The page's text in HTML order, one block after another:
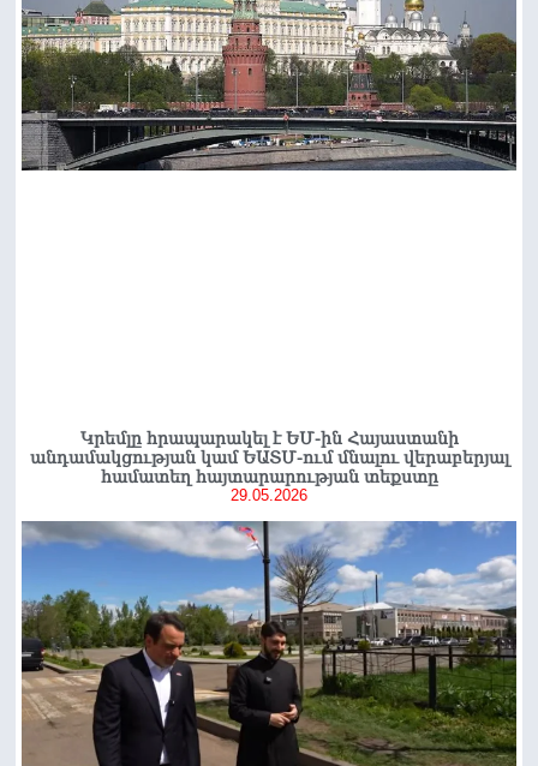
Կրեմլը հրապարակել է ԵՄ-ին Հայաստանի
անդամակցության կամ ԵԱՏՄ-ում մնալու վերաբերյալ
համատեղ հայտարարության տեքստը
29.05.2026